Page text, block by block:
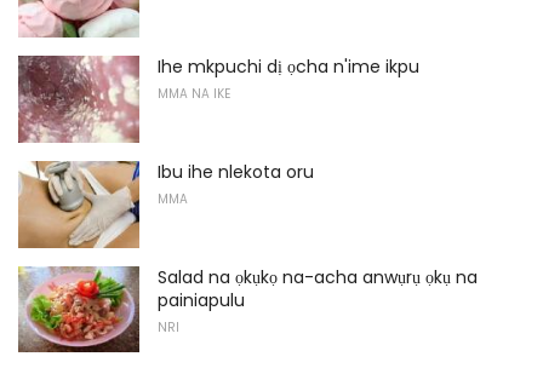
Ihe mkpuchi dị ọcha n'ime ikpu
MMA NA IKE
Ibu ihe nlekota oru
MMA
Salad na ọkụkọ na-acha anwụrụ ọkụ na
painiapulu
NRI